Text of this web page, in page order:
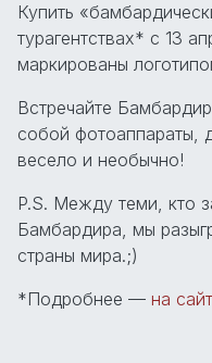
Купить
турагентствах* с 13
маркированы
Встречайте
собой фотоаппараты,
весело и необычно!
P.S. Между теми, кто
Бамбардира, мы
страны мира.;)
*Подробнее — на